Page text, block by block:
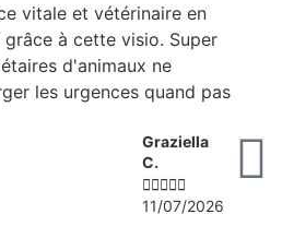
vitale et vétérinaire en
à cette visio. Super
d'animaux ne
les urgences quand pas
Graziella
C.

11/07/2026